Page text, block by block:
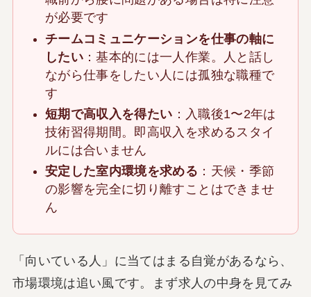
が必要です
チームコミュニケーションを仕事の軸に
したい：基本的には一人作業。人と話し
ながら仕事をしたい人には孤独な職種で
す
短期で高収入を得たい ：入職後1〜2年は
技術習得期間。即高収入を求めるスタイ
ルには合いません
安定した室内環境を求める ：天候・季節
の影響を完全に切り離すことはできませ
ん
「向いている人」に当てはまる自覚があるなら、
市場環境は追い風です。まず求人の中身を見てみ